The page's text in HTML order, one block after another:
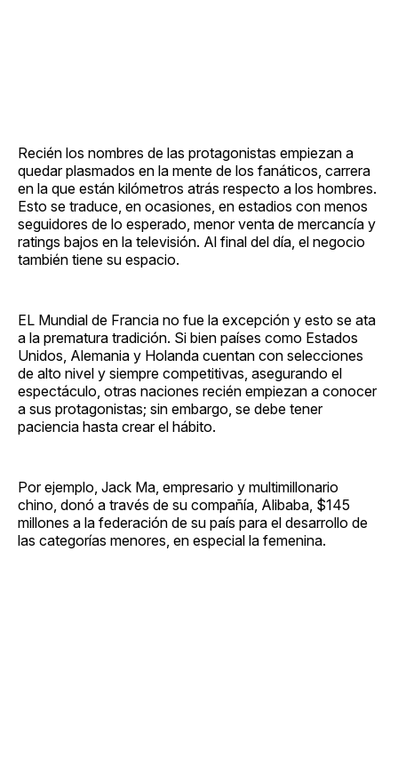
Recién los nombres de las protagonistas empiezan a
quedar plasmados en la mente de los fanáticos, carrera
en la que están kilómetros atrás respecto a los hombres.
Esto se traduce, en ocasiones, en estadios con menos
seguidores de lo esperado, menor venta de mercancía y
ratings bajos en la televisión. Al final del día, el negocio
también tiene su espacio.
EL Mundial de Francia no fue la excepción y esto se ata
a la prematura tradición. Si bien países como Estados
Unidos, Alemania y Holanda cuentan con selecciones
de alto nivel y siempre competitivas, asegurando el
espectáculo, otras naciones recién empiezan a conocer
a sus protagonistas; sin embargo, se debe tener
paciencia hasta crear el hábito.
Por ejemplo, Jack Ma, empresario y multimillonario
chino, donó a través de su compañía, Alibaba, $145
millones a la federación de su país para el desarrollo de
las categorías menores, en especial la femenina.